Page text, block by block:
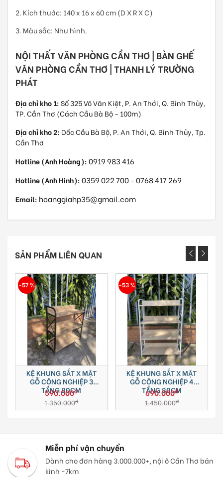
2. Kích thước: 140 x 16 x 60 cm (D X R X C)
3. Màu sắc: Như hình.
NỘI THẤT VĂN PHÒNG CẦN THƠ | BÀN GHẾ
VĂN PHÒNG CẦN THƠ | THANH LÝ TRƯỜNG
PHÁT
Địa chỉ kho 1:Số 325 Võ Văn Kiệt, P. An Thới, Q. Bình Thủy,
TP. Cần Thơ (Cách Cầu Bà Bộ - 100m)
Địa chỉ kho 2: Dốc Cầu Bà Bộ, P. An Thới, Q. Bình Thủy, Tp.
Cần Thơ
Hotline (Anh Hoàng):0919 983 416
Hotline (Anh Hinh):0359 022 700-0768 417 269
Email: hoanggiahp35@gmail.com
SẢN PHẨM LIÊN QUAN
-53 %
KỆ KHUNG SẮT X MẶT
GỖ CÔNG NGHIỆP 4
TẦNG 80CM
690.000đ
1.450.000đ
-50 %
KỆ KHUNG SẮT X MẶT
GỖ CÔNG NGHIỆP 5
TẦNG 80CM
790.000đ
1.550.000đ
Miễn phí vận chuyển
Dành cho đơn hàng 3.000.000+, nội ô Cần Thơ bán
kinh ~7km